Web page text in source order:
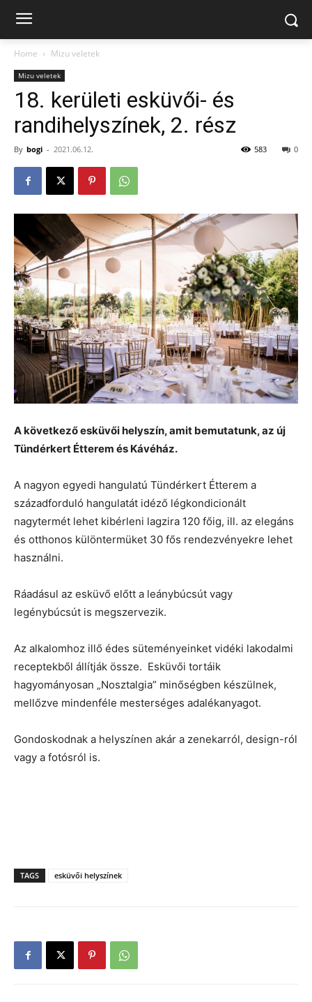
Home Mizu veletek
Mizu veletek
18. kerületi esküvői- és
randihelyszínek, 2. rész
By bogi - 2021.06.12. 0
583
A következő esküvői helyszín, amit bemutatunk, az új
Tündérkert Étterem és Kávéház.
A nagyon egyedi hangulatú Tündérkert Étterem a
századforduló hangulatát idéző légkondicionált
nagytermét lehet kibérleni lagzira 120 főig, ill. az elegáns
és otthonos különtermüket 30 fős rendezvényekre lehet
használni.
Ráadásul az esküvő előtt a leánybúcsút vagy
legénybúcsút is megszervezik.
Az alkalomhoz illő édes süteményeinket vidéki lakodalmi
receptekből állítják össze. Esküvői tortáik
hagyományosan „Nosztalgia” minőségben készülnek,
mellőzve mindenféle mesterséges adalékanyagot.
Gondoskodnak a helyszínen akár a zenekarról, design-ról
vagy a fotósról is.
TAGS esküvői helyszínek